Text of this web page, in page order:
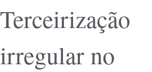
Terceirização
irregular no